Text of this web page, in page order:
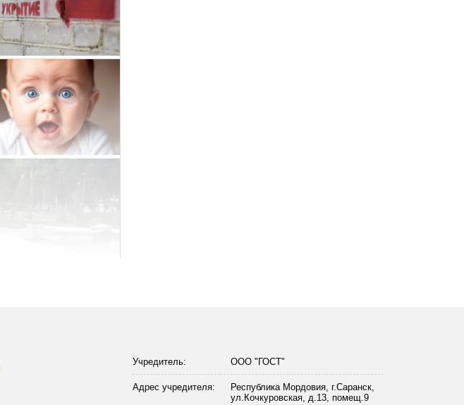
Учредитель: ООО "ГОСТ"
Адрес учредителя:
Республика Мордовия, г.Саранск,
ул.Кочкуровская, д.13, помещ.9